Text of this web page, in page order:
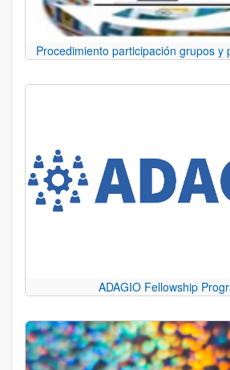
Procedimiento participación grupos y
ADAGIO Fellowship